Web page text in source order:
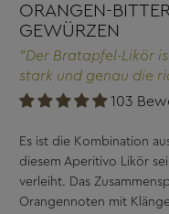
ORANGEN-
GEWÜRZEN
"Der Bratapfel-Likör
stark und genau die
Allerdings schmeckt
Freundeskreis so
schnell nachbestellen
103
Es ist die Kombination
diesem Aperitivo Likör
verleiht. Das
Orangennoten mit